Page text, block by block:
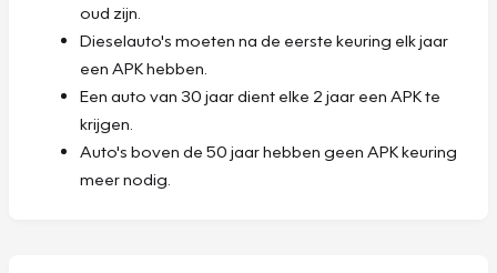
oud zijn.
Dieselauto's moeten na de eerste keuring elk jaar
een APK hebben.
Een auto van 30 jaar dient elke 2 jaar een APK te
krijgen.
Auto's boven de 50 jaar hebben geen APK keuring
meer nodig.